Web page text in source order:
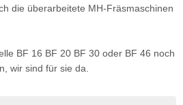
die überarbeitete MH-Fräsmaschinen
BF 16 BF 20 BF 30 oder BF 46 noch
wir sind für sie da.